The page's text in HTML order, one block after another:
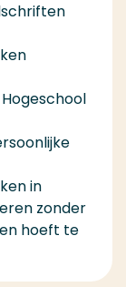
in
zonder
hoeft te